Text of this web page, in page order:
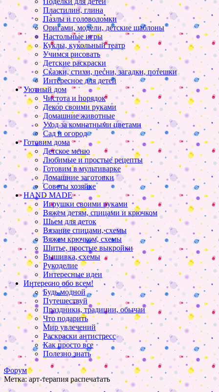
Пластилин, глина
Пазлы и головоломки
Оригами, модели, детские шаблоны
Настольные игры
Куклы, кукольный театр
Учимся рисовать
Детские раскраски
Сказки, стихи, песни, загадки, потешки
Интересное для детей
Уютный дом
Чистота и порядок
Декор своими руками
Домашние животные
Уход за комнатными цветами
Сад и огород
Готовим дома
Детское меню
Любимые и простые рецепты
Готовим в мультиварке
Домашние заготовки
Советы хозяйке
HAND MADE
Игрушки своими руками
Вяжем детям, спицами и крючком
Шьем для деток
Вязание спицами, схемы
Вяжем крючком, схемы
Шитье, простые выкройки
Вышивка, схемы
Рукоделие
Интересные идеи
Интересно обо всем!
Будь модной
Путешествуй
Праздники, традиции, обычаи
Что подарить
Мир увлечений
Раскраски антистресс
Как просто все
Полезно знать
Форум
Метка:арт-терапия распечатать